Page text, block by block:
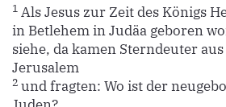
1 Als Jesus zur Zeit des Königs
in Betlehem in Judäa geboren
siehe, da kamen Sterndeuter
Jerusalem
2 und fragten: Wo ist der